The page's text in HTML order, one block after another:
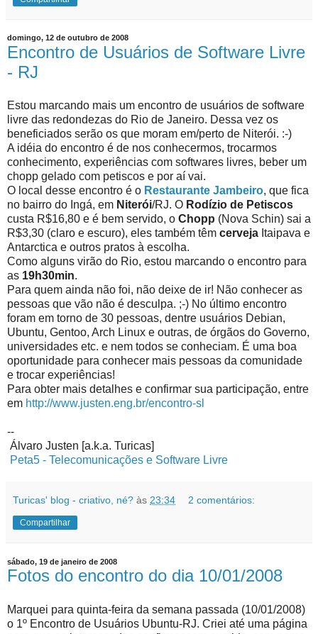
domingo, 12 de outubro de 2008
Encontro de Usuários de Software Livre
- RJ
Estou marcando mais um encontro de usuários de software
livre das redondezas do Rio de Janeiro. Dessa vez os
beneficiados serão os que moram em/perto de Niterói. :-)
A idéia do encontro é de nos conhecermos, trocarmos
conhecimento, experiências com softwares livres, beber um
chopp gelado com petiscos e por aí vai.
O local desse encontro é o Restaurante Jambeiro, que fica
no bairro do Ingá, em Niterói/RJ. O Rodízio de Petiscos
custa R$16,80 e é bem servido, o Chopp (Nova Schin) sai a
R$3,30 (claro e escuro), eles também têm cerveja Itaipava e
Antarctica e outros pratos à escolha.
Como alguns virão do Rio, estou marcando o encontro para
as 19h30min.
Para quem ainda não foi, não deixe de ir! Não conhecer as
pessoas que vão não é desculpa. ;-) No último encontro
foram em torno de 30 pessoas, dentre usuários Debian,
Ubuntu, Gentoo, Arch Linux e outras, de órgãos do Governo,
universidades etc. e nem todos se conheciam. É uma boa
oportunidade para conhecer mais pessoas da comunidade
e trocar experiências!
Para obter mais detalhes e confirmar sua participação, entre
em http://www.justen.eng.br/encontro-sl
--
Álvaro Justen [a.k.a. Turicas]
Peta5 - Telecomunicações e Software Livre
Turicas' blog - criativo, né? às 23:34 2 comentários:
Compartilhar
sábado, 19 de janeiro de 2008
Fotos do encontro do dia 10/01/2008
Marquei para quinta-feira da semana passada (10/01/2008)
o 1º Encontro de Usuários Ubuntu-RJ. Criei até uma página